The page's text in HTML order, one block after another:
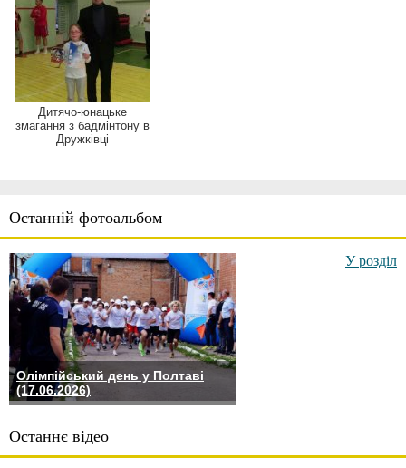
Останній фотоальбом
Олімпійський день у Полтаві
(17.06.2026)
У розділ
Останнє відео
Дитячо-юнацьке
змагання з бадмінтону в
Дружківці